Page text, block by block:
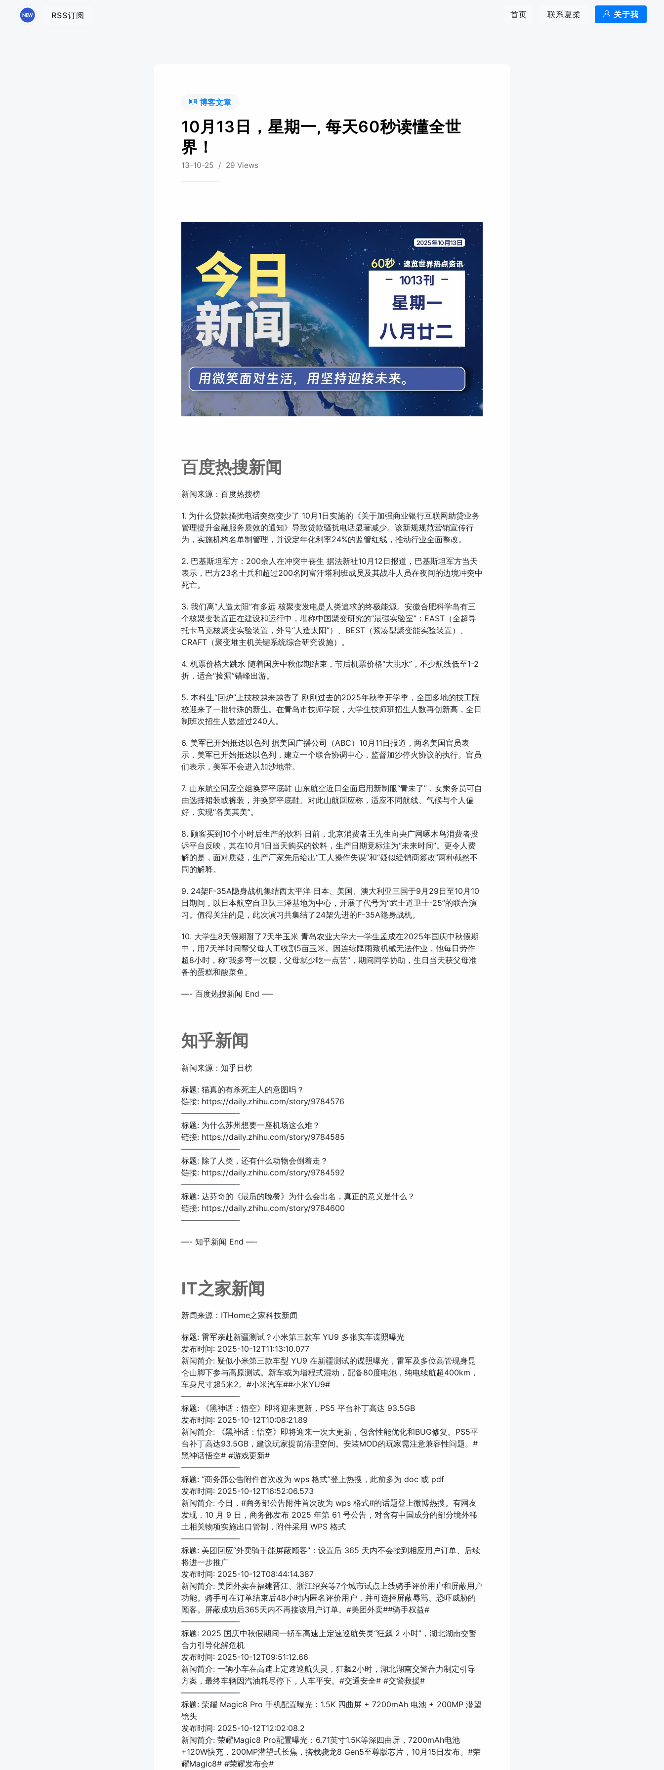
RSS订阅 首页 联系夏柔 关于我
博客文章
10月13日，星期一, 每天60秒读懂全世
界！
13-10-25 / 29 Views
百度热搜新闻
新闻来源：百度热搜榜
1. 为什么贷款骚扰电话突然变少了 10月1日实施的《关于加强商业银行互联网助贷业务
管理提升金融服务质效的通知》导致贷款骚扰电话显著减少。该新规规范营销宣传行
为，实施机构名单制管理，并设定年化利率24%的监管红线，推动行业全面整改。
2. 巴基斯坦军方：200余人在冲突中丧生 据法新社10月12日报道，巴基斯坦军方当天
表示，巴方23名士兵和超过200名阿富汗塔利班成员及其战斗人员在夜间的边境冲突中
死亡。
3. 我们离“人造太阳”有多远 核聚变发电是人类追求的终极能源。安徽合肥科学岛有三
个核聚变装置正在建设和运行中，堪称中国聚变研究的“最强实验室”：EAST（全超导
托卡马克核聚变实验装置，外号“人造太阳”）、BEST（紧凑型聚变能实验装置）、
CRAFT（聚变堆主机关键系统综合研究设施）。
4. 机票价格大跳水 随着国庆中秋假期结束，节后机票价格“大跳水”，不少航线低至1-2
折，适合“捡漏”错峰出游。
5. 本科生“回炉”上技校越来越香了 刚刚过去的2025年秋季开学季，全国多地的技工院
校迎来了一批特殊的新生。在青岛市技师学院，大学生技师班招生人数再创新高，全日
制班次招生人数超过240人。
6. 美军已开始抵达以色列 据美国广播公司（ABC）10月11日报道，两名美国官员表
示，美军已开始抵达以色列，建立一个联合协调中心，监督加沙停火协议的执行。官员
们表示，美军不会进入加沙地带。
7. 山东航空回应空姐换穿平底鞋 山东航空近日全面启用新制服“青未了”，女乘务员可自
由选择裙装或裤装，并换穿平底鞋。对此山航回应称，适应不同航线、气候与个人偏
好，实现“各美其美”。
8. 顾客买到10个小时后生产的饮料 日前，北京消费者王先生向央广网啄木鸟消费者投
诉平台反映，其在10月1日当天购买的饮料，生产日期竟标注为“未来时间”。更令人费
解的是，面对质疑，生产厂家先后给出“工人操作失误”和“疑似经销商篡改”两种截然不
同的解释。
9. 24架F-35A隐身战机集结西太平洋 日本、美国、澳大利亚三国于9月29日至10月10
日期间，以日本航空自卫队三泽基地为中心，开展了代号为“武士道卫士-25”的联合演
习。值得关注的是，此次演习共集结了24架先进的F-35A隐身战机。
10. 大学生8天假期掰了7天半玉米 青岛农业大学大一学生孟成在2025年国庆中秋假期
中，用7天半时间帮父母人工收割5亩玉米。因连续降雨致机械无法作业，他每日劳作
超8小时，称“我多弯一次腰，父母就少吃一点苦”，期间同学协助，生日当天获父母准
备的蛋糕和酸菜鱼。
—- 百度热搜新闻 End —-
知乎新闻
新闻来源：知乎日榜
标题: 猫真的有杀死主人的意图吗？
链接: https://daily.zhihu.com/story/9784576
———————-
标题: 为什么苏州想要一座机场这么难？
链接: https://daily.zhihu.com/story/9784585
———————-
标题: 除了人类，还有什么动物会倒着走？
链接: https://daily.zhihu.com/story/9784592
———————-
标题: 达芬奇的《最后的晚餐》为什么会出名，真正的意义是什么？
链接: https://daily.zhihu.com/story/9784600
———————-
—- 知乎新闻 End —-
IT之家新闻
新闻来源：ITHome之家科技新闻
标题: 雷军亲赴新疆测试？小米第三款车 YU9 多张实车谍照曝光
发布时间: 2025-10-12T11:13:10.077
新闻简介: 疑似小米第三款车型 YU9 在新疆测试的谍照曝光，雷军及多位高管现身昆
仑山脚下参与高原测试。新车或为增程式混动，配备80度电池，纯电续航超400km，
车身尺寸超5米2。#小米汽车##小米YU9#
———————-
标题: 《黑神话：悟空》即将迎来更新，PS5 平台补丁高达 93.5GB
发布时间: 2025-10-12T10:08:21.89
新闻简介: 《黑神话：悟空》即将迎来一次大更新，包含性能优化和BUG修复。PS5平
台补丁高达93.5GB，建议玩家提前清理空间。安装MOD的玩家需注意兼容性问题。#
黑神话悟空# #游戏更新#
———————-
标题: “商务部公告附件首次改为 wps 格式”登上热搜，此前多为 doc 或 pdf
发布时间: 2025-10-12T16:52:06.573
新闻简介: 今日，#商务部公告附件首次改为 wps 格式#的话题登上微博热搜。有网友
发现，10 月 9 日，商务部发布 2025 年第 61 号公告，对含有中国成分的部分境外稀
土相关物项实施出口管制，附件采用 WPS 格式
———————-
标题: 美团回应“外卖骑手能屏蔽顾客”：设置后 365 天内不会接到相应用户订单、后续
将进一步推广
发布时间: 2025-10-12T08:44:14.387
新闻简介: 美团外卖在福建晋江、浙江绍兴等7个城市试点上线骑手评价用户和屏蔽用户
功能。骑手可在订单结束后48小时内匿名评价用户，并可选择屏蔽辱骂、恐吓威胁的
顾客。屏蔽成功后365天内不再接该用户订单。#美团外卖##骑手权益#
———————-
标题: 2025 国庆中秋假期间一轿车高速上定速巡航失灵“狂飙 2 小时”，湖北湖南交警
合力引导化解危机
发布时间: 2025-10-12T09:51:12.66
新闻简介: 一辆小车在高速上定速巡航失灵，狂飙2小时，湖北湖南交警合力制定引导
方案，最终车辆因汽油耗尽停下，人车平安。#交通安全# #交警救援#
———————-
标题: 荣耀 Magic8 Pro 手机配置曝光：1.5K 四曲屏 + 7200mAh 电池 + 200MP 潜望
镜头
发布时间: 2025-10-12T12:02:08.2
新闻简介: 荣耀Magic8 Pro配置曝光：6.71英寸1.5K等深四曲屏，7200mAh电池
+120W快充，200MP潜望式长焦，搭载骁龙8 Gen5至尊版芯片，10月15日发布。#荣
耀Magic8# #荣耀发布会#